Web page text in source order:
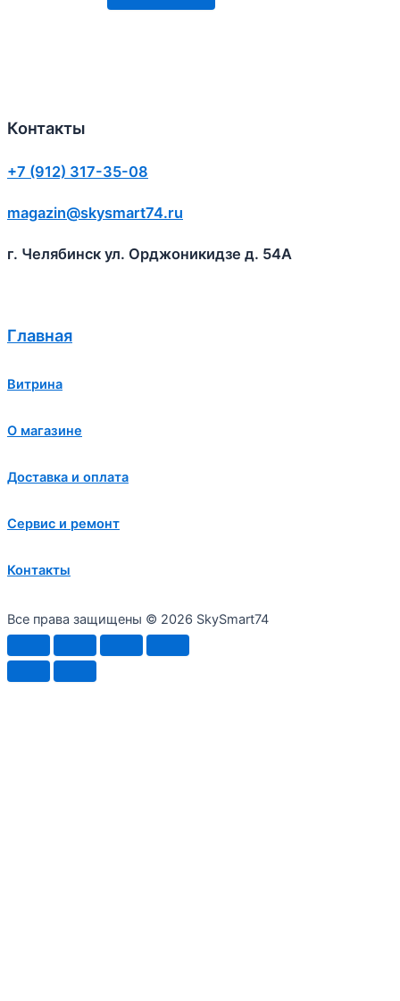
Контакты
+7 (912) 317-35-08
magazin@skysmart74.ru
г. Челябинск ул. Орджоникидзе д. 54А
Главная
Витрина
О магазине
Доставка и оплата
Сервис и ремонт
Контакты
Все права защищены © 2026 SkySmart74